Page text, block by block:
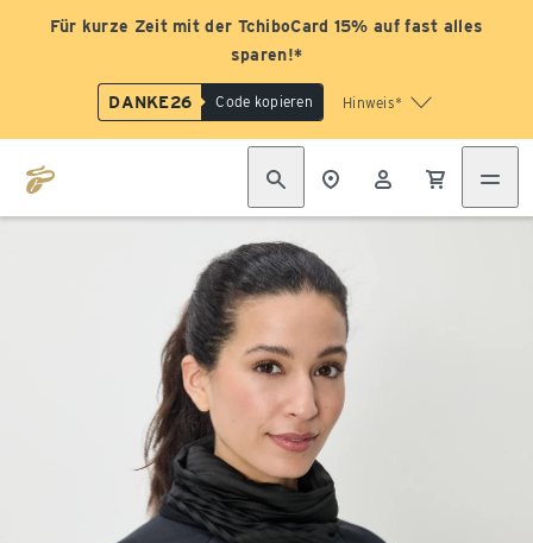
Für kurze Zeit mit der TchiboCard 15% auf fast alles
sparen!*
DANKE26 Code kopieren Hinweis*